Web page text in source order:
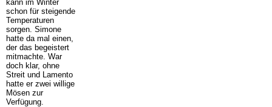
kann im Winter
schon für steigende
Temperaturen
sorgen. Simone
hatte da mal einen,
der das begeistert
mitmachte. War
doch klar, ohne
Streit und Lamento
hatte er zwei willige
Mösen zur
Verfügung.